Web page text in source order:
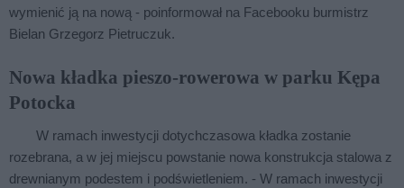
wymienić ją na nową - poinformował na Facebooku burmistrz
Bielan Grzegorz Pietruczuk.
Nowa kładka pieszo-rowerowa w parku Kępa
Potocka
W ramach inwestycji dotychczasowa kładka zostanie
rozebrana, a w jej miejscu powstanie nowa konstrukcja stalowa z
drewnianym podestem i podświetleniem. - W ramach inwestycji